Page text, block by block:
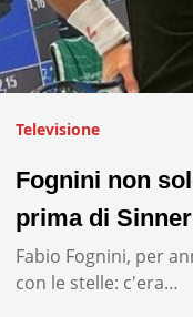
Televisione
Fognini non
prima di Sinner
Fabio Fognini, per
con le stelle: c'era…